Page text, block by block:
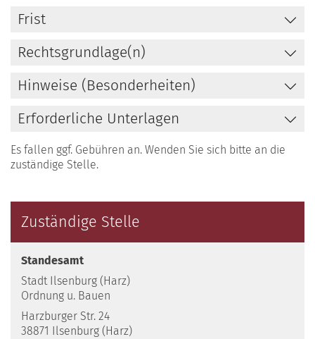
Frist
Rechtsgrundlage(n)
Hinweise (Besonderheiten)
Erforderliche Unterlagen
Es fallen ggf. Gebühren an. Wenden Sie sich bitte an die
zuständige Stelle.
Zuständige Stelle
Standesamt
Stadt Ilsenburg (Harz)
Ordnung u. Bauen
Harzburger Str. 24
38871 Ilsenburg (Harz)